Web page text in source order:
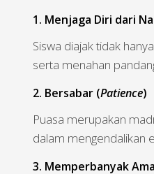
1. Menjaga Diri dari
Siswa diajak tidak
serta menahan
2. Bersabar (Patience)
Puasa merupakan
dalam mengendalikan
3. Memperbanyak